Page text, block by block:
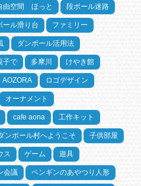
由空間 ほっと 段ボール迷路
ール滑り台 ファミリー
ダンボール活用法
子で 多摩川 けやき館
AOZORA ロゴデザイン
オーナメント
cafe aona 工作キット
ンボール村へようこそ 子供部屋
ス ゲーム 遊具
会議 ペンギンのあやつり人形